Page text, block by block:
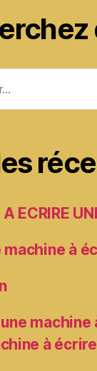
ECRIRE
machine à
machine
à écrire